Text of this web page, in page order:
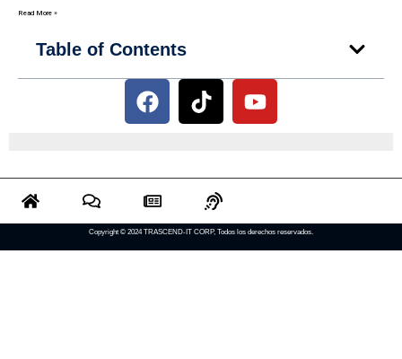
Read More »
Table of Contents
Copyright © 2024 TRASCEND-IT CORP, Todos los derechos reservados.